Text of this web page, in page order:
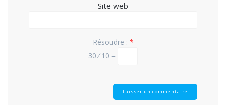
Site web
Résoudre : *
30 ⁄ 10 =